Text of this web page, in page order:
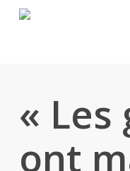
« Les
ont